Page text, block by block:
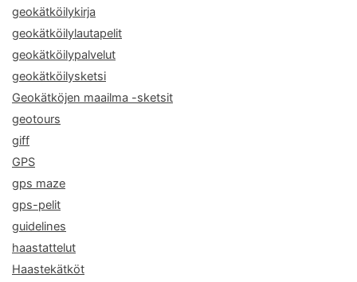
geokätköilykirja
geokätköilylautapelit
geokätköilypalvelut
geokätköilysketsi
Geokätköjen maailma -sketsit
geotours
giff
GPS
gps maze
gps-pelit
guidelines
haastattelut
Haastekätköt